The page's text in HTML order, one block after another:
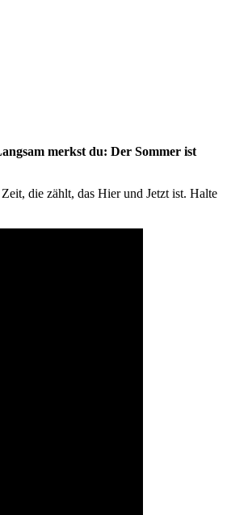
merkst du: Der Sommer ist
die zählt, das Hier und Jetzt ist. Halte